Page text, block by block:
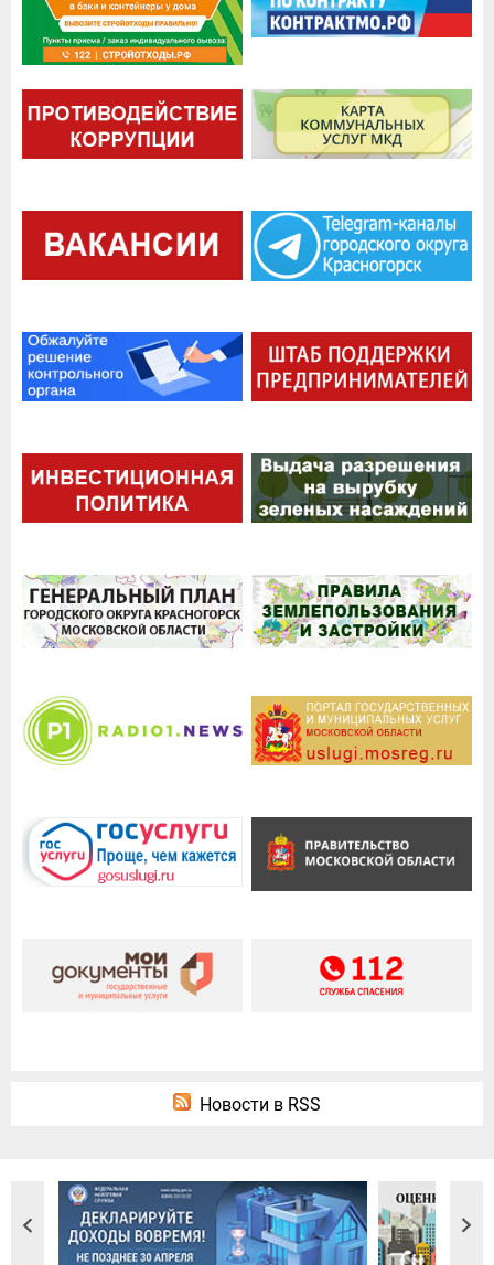
Новости в RSS